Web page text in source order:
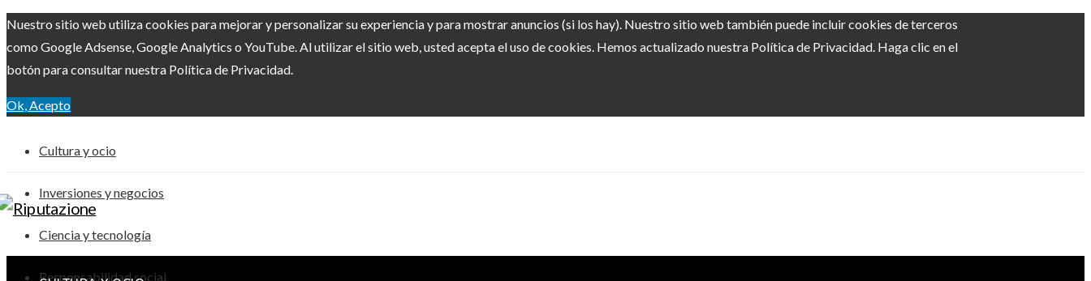
Nuestro sitio web utiliza cookies para mejorar y personalizar su experiencia y para mostrar anuncios (si los hay). Nuestro sitio web también puede incluir cookies de terceros
como Google Adsense, Google Analytics o YouTube. Al utilizar el sitio web, usted acepta el uso de cookies. Hemos actualizado nuestra Política de Privacidad. Haga clic en el
botón para consultar nuestra Política de Privacidad.
Ok, Acepto
Cultura y ocio
Inversiones y negocios
Ciencia y tecnología
Responsabilidad social